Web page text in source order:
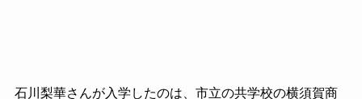
石川梨華さんが入学したのは 、市立の共学校の横須賀商